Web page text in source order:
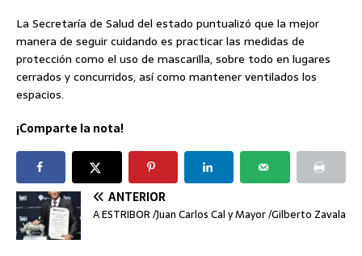
La Secretaría de Salud del estado puntualizó que la mejor
manera de seguir cuidando es practicar las medidas de
protección como el uso de mascarilla, sobre todo en lugares
cerrados y concurridos, así como mantener ventilados los
espacios.
¡Comparte la nota!
ANTERIOR
A ESTRIBOR /Juan Carlos Cal y Mayor /Gilberto Zavala